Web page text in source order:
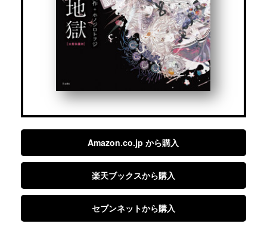
Amazon.co.jp から購入
楽天ブックスから購入
セブンネットから購入